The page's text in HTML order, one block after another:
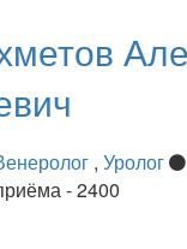
, Уролог
- 2400